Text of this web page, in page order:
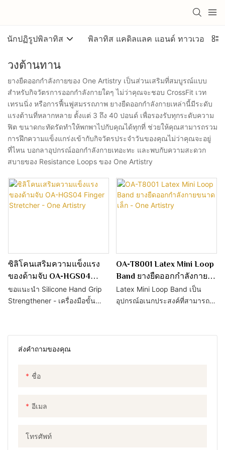
นักปฏิรูปพิลาทิส พิลาทิส แคดิลแลค แอนด์ ทาวเวอร์
วงต้านทาน
ยางยืดออกกำลังกายของ One Artistry เป็นส่วนเสริมที่สมบูรณ์แบบ
สำหรับกิจวัตรการออกกำลังกายใดๆ ไม่ว่าคุณจะชอบ CrossFit เวท
เทรนนิ่ง หรือการฟื้นฟูสมรรถภาพ ยางยืดออกกำลังกายเหล่านี้มีระดับ
แรงต้านที่หลากหลาย ตั้งแต่ 3 ถึง 40 ปอนด์ เพื่อรองรับทุกระดับความ
ฟิต ขนาดกะทัดรัดทำให้พกพาไปกับคุณได้ทุกที่ ช่วยให้คุณสามารถรวม
การฝึกความแข็งแกร่งเข้ากับกิจวัตรประจำวันของคุณไม่ว่าคุณจะอยู่
ที่ไหน บอกลาอุปกรณ์ออกกำลังกายเทอะทะ และพบกับความสะดวก
สบายของ Resistance Loops ของ One Artistry
ส่งคำถามของคุณ
ชื่อ
อีเมล
โทรศัพท์
ซิลิโคนเสริมความแข็งแรง
ของด้ามจับ OA-HGS04
Finger Stretcher - One
Artistry
ขอแนะนำ Silicone Hand Grip
Strengthener - เครื่องมือขั้น
คล่องแคล่วของมือและนิ้ว
อุปกรณ์ออกกำลังกายที่เป็น
ออกแบบมาเพื่อตอบสนองความ
ต้องการของนักกีฬา ผู้ป่วยที่ทำ
ต้องการปรับปรุงความแข็งแรง
แข็งแรงในการยึดเกาะนี้มอบ
OA-T8001 Latex Mini Loop
Band ยางยืดออกกำลังกาย
ขนาดเล็ก - One Artistry
Latex Mini Loop Band เป็น
อุปกรณ์อเนกประสงค์ที่สามารถ
ลุ่มกล้ามเนื้อต่างๆ ทำจากน้ำยาง